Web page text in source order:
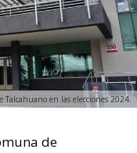
Talcahuano en las elecciones 2024.
de